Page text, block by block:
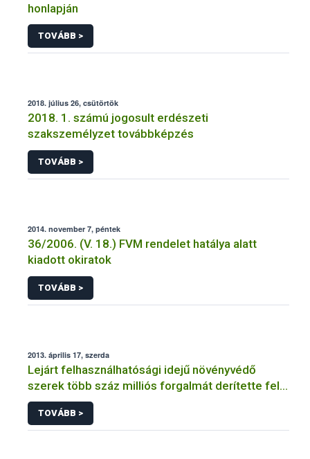
honlapján
TOVÁBB >
2018. július 26, csütörtök
2018. 1. számú jogosult erdészeti
szakszemélyzet továbbképzés
TOVÁBB >
2014. november 7, péntek
36/2006. (V. 18.) FVM rendelet hatálya alatt
kiadott okiratok
TOVÁBB >
2013. április 17, szerda
Lejárt felhasználhatósági idejű növényvédő
szerek több száz milliós forgalmát derítette fel a
NÉBIH
TOVÁBB >